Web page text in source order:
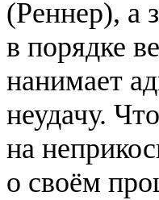
(Реннер), а
в порядке
нанимает
неудачу.
на
о своём